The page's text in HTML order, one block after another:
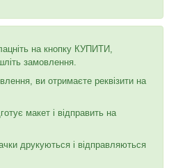
на кнопку КУПИТИ,
замовлення.
ви отримаєте реквізити на
макет і відправить на
друкуються і відправляються